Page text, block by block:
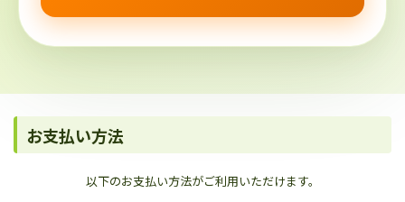
お支払い方法
以下のお支払い方法がご利用いただけます。